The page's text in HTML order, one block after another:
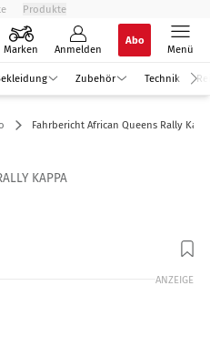
Produkte
Marken Anmelden
Abo
Menü
Zubehör Technik
Fahrbericht African Queens Rally
KAPPA
ANZEIGE